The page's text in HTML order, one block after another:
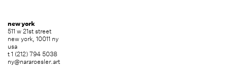
new york
511 w 21st street
new york, 10011 ny
usa
t 1 (212) 794 5038
ny@nararoesler.art